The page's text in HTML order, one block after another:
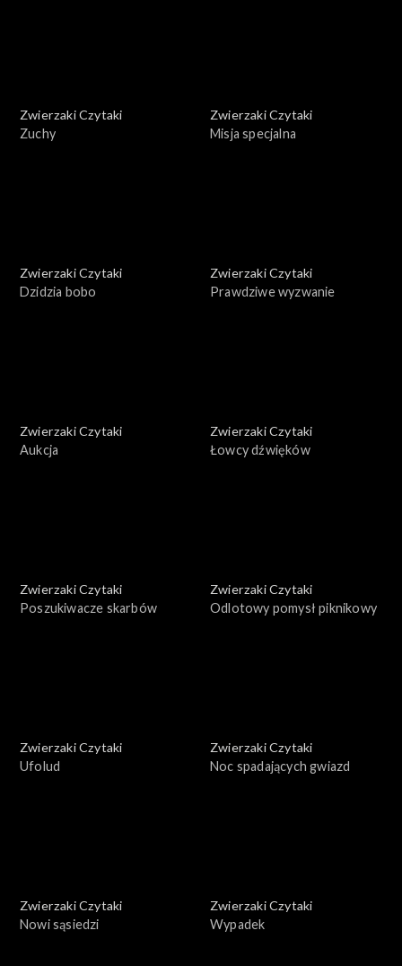
Zwierzaki Czytaki
Zuchy
Zwierzaki Czytaki
Misja specjalna
Zwierzaki Czytaki
Dzidzia bobo
Zwierzaki Czytaki
Prawdziwe wyzwanie
Zwierzaki Czytaki
Aukcja
Zwierzaki Czytaki
Łowcy dźwięków
Zwierzaki Czytaki
Poszukiwacze skarbów
Zwierzaki Czytaki
Odlotowy pomysł piknikowy
Zwierzaki Czytaki
Ufolud
Zwierzaki Czytaki
Noc spadających gwiazd
Zwierzaki Czytaki
Nowi sąsiedzi
Zwierzaki Czytaki
Wypadek